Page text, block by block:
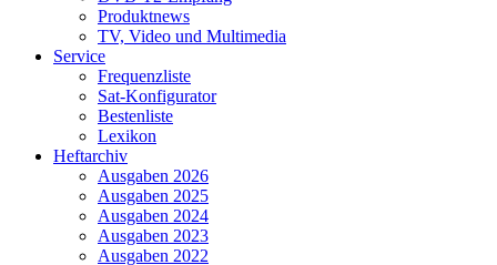
Produktnews
TV, Video und Multimedia
Service
Frequenzliste
Sat-Konfigurator
Bestenliste
Lexikon
Heftarchiv
Ausgaben 2026
Ausgaben 2025
Ausgaben 2024
Ausgaben 2023
Ausgaben 2022